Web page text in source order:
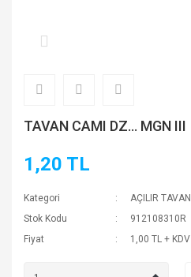
TAVAN CAMI DZ... MGN III
1,20 TL
Kategori
AÇILIR TAVAN
Stok Kodu
912108310R
Fiyat
1,00 TL + KDV